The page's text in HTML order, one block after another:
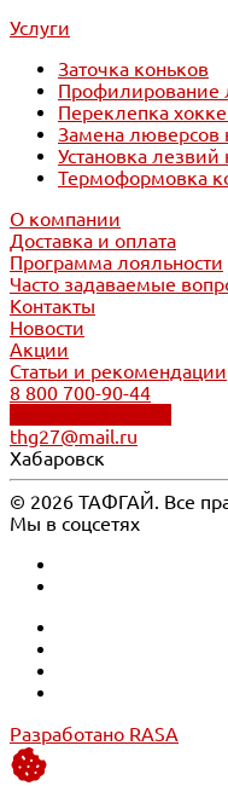
Услуги
Заточка коньков
Профилирование
Переклепка
Замена люверсов
Установка
Термоформовка
О компании
Доставка и оплата
Программа лояльности
Часто задаваемые
Контакты
Новости
Акции
Статьи и рекомендации
8 800 700-90-44
thg27@mail.ru
Хабаровск
© 2026 ТАФГАЙ. Все
Мы в соцсетях
Разработано RASA